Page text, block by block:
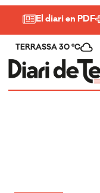
El diari en PDF
TERRASSA 30 ºC